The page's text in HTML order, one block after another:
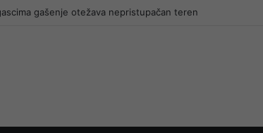
gašenje otežava nepristupačan teren